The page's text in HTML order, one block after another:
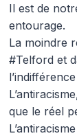
Il est de
entourage.
La moindre
#Telford et
que le réel